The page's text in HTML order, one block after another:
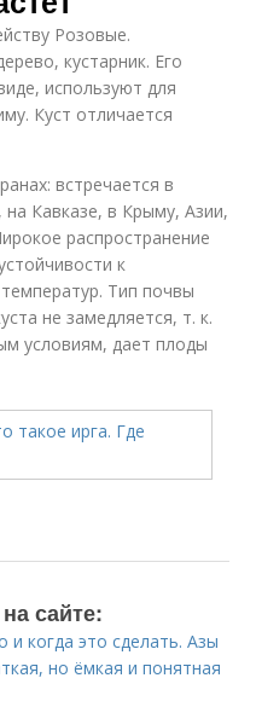
Розовые.
кустарник. Его
используют для
Куст отличается
встречается в
Кавказе, в Крыму, Азии,
распространение
к
Тип почвы
не замедляется, т. к.
условиям, дает плоды
сайте:
и когда это сделать. Азы
но ёмкая и понятная